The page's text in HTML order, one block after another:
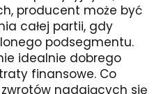
producent może być
całej partii, gdy
podsegmentu.
idealnie dobrego
finansowe. Co
nadających się